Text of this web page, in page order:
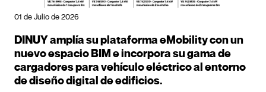
01 de Julio de 2026
DINUY amplía su plataforma eMobility con un
nuevo espacio BIM e incorpora su gama de
cargadores para vehículo eléctrico al entorno
de diseño digital de edificios.